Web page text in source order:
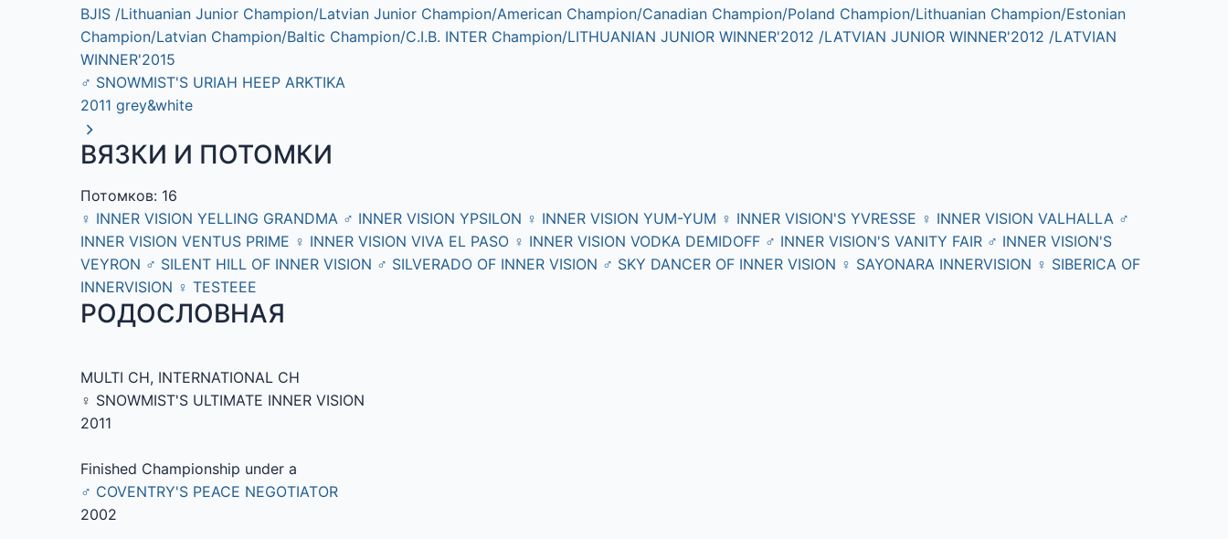
BJIS /Lithuanian Junior Champion/Latvian Junior Champion/American Champion/Canadian Champion/Poland Champion/Lithuanian Champion/Estonian
Champion/Latvian Champion/Baltic Champion/C.I.B. INTER Champion/LITHUANIAN JUNIOR WINNER'2012 /LATVIAN JUNIOR WINNER'2012 /LATVIAN
WINNER'2015
♂ SNOWMIST'S URIAH HEEP ARKTIKA
2011 grey&white
ВЯЗКИ И ПОТОМКИ
Потомков: 16
♀ INNER VISION YELLING GRANDMA ♂ INNER VISION YPSILON ♀ INNER VISION YUM-YUM ♀ INNER VISION'S YVRESSE ♀ INNER VISION VALHALLA ♂
INNER VISION VENTUS PRIME ♀ INNER VISION VIVA EL PASO ♀ INNER VISION VODKA DEMIDOFF ♂ INNER VISION'S VANITY FAIR ♂ INNER VISION'S
VEYRON ♂ SILENT HILL OF INNER VISION ♂ SILVERADO OF INNER VISION ♂ SKY DANCER OF INNER VISION ♀ SAYONARA INNERVISION ♀ SIBERICA OF
INNERVISION ♀ TESTEEE
РОДОСЛОВНАЯ
MULTI CH, INTERNATIONAL CH
♀ SNOWMIST'S ULTIMATE INNER VISION
2011
Finished Championship under a
♂ COVENTRY'S PEACE NEGOTIATOR
2002